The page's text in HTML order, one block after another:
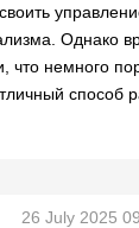
Однако
что немного
способ
26 July 2025